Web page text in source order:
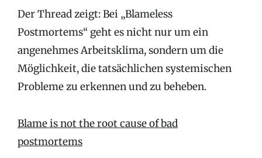
Der Thread zeigt: Bei „Blameless
Postmortems“ geht es nicht nur um ein
angenehmes Arbeitsklima, sondern um die
Möglichkeit, die tatsächlichen systemischen
Probleme zu erkennen und zu beheben.
Blame is not the root cause of bad
postmortems